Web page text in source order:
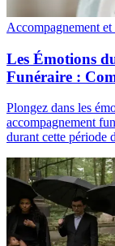
Accompagnement
Les Émotions
Funéraire :
Plongez dans les
accompagnement
durant cette période